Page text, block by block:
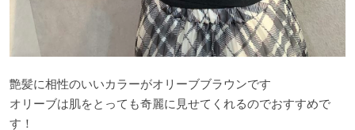
艶髪に相性のいいカラーがオリーブブラウンです
オリーブは肌をとっても奇麗に見せてくれるのでおすすめで
す！